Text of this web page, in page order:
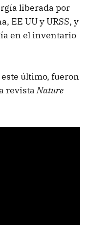
liberada por
EE UU y URSS, y
en el inventario
último, fueron
revistaNature